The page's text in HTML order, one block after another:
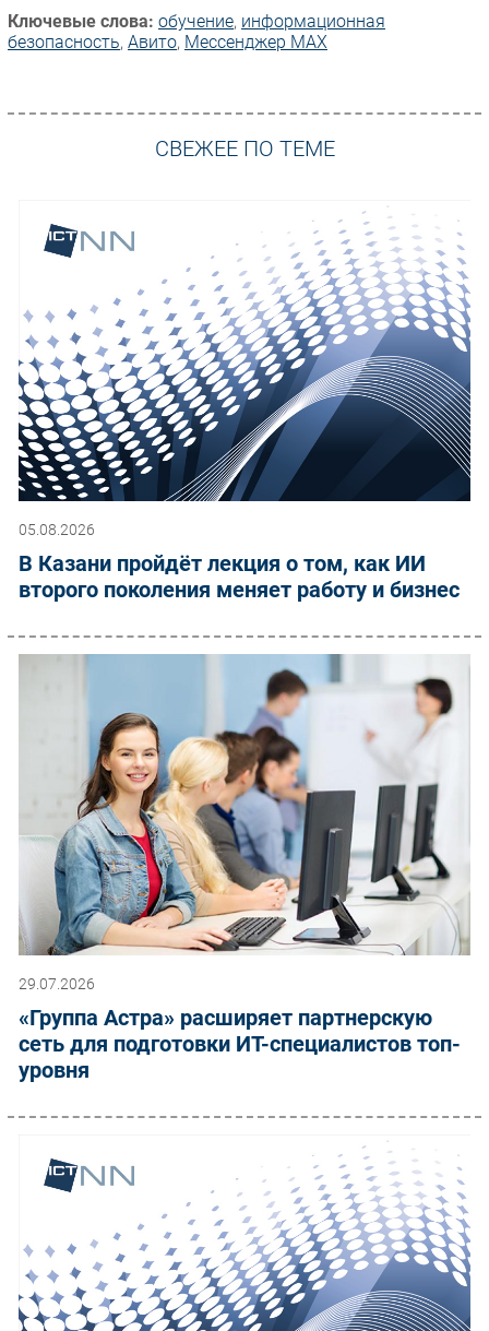
Ключевые слова: обучение, информационная
безопасность, Авито, Мессенджер MAX
СВЕЖЕЕ ПО ТЕМЕ
05.08.2026
В Казани пройдёт лекция о том, как ИИ
второго поколения меняет работу и бизнес
29.07.2026
«Группа Астра» расширяет партнерскую
сеть для подготовки ИТ-специалистов топ-
уровня